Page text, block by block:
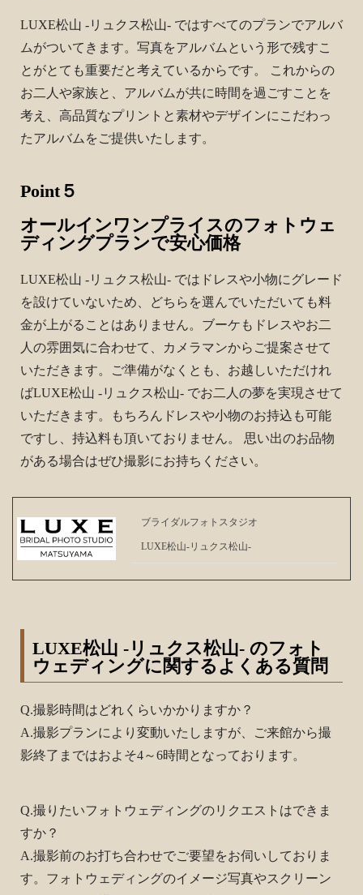
LUXE松山 -リュクス松山- ではすべてのプランでアルバ
ムがついてきます。写真をアルバムという形で残すこ
とがとても重要だと考えているからです。 これからの
お二人や家族と、アルバムが共に時間を過ごすことを
考え、高品質なプリントと素材やデザインにこだわっ
たアルバムをご提供いたします。
Point５
オールインワンプライスのフォトウェ
ディングプランで安心価格
LUXE松山 -リュクス松山- ではドレスや小物にグレード
を設けていないため、どちらを選んでいただいても料
金が上がることはありません。ブーケもドレスやお二
人の雰囲気に合わせて、カメラマンからご提案させて
いただきます。ご準備がなくとも、お越しいただけれ
ばLUXE松山 -リュクス松山- でお二人の夢を実現させて
いただきます。もちろんドレスや小物のお持込も可能
ですし、持込料も頂いておりません。 思い出のお品物
がある場合はぜひ撮影にお持ちください。
ブライダルフォトスタジオ
LUXE松山-リュクス松山-
LUXE松山 -リュクス松山- のフォト
ウェディングに関するよくある質問
Q.撮影時間はどれくらいかかりますか？
A.撮影プランにより変動いたしますが、ご来館から撮
影終了まではおよそ4～6時間となっております。
Q.撮りたいフォトウェディングのリクエストはできま
すか？
A.撮影前のお打ち合わせでご要望をお伺いしておりま
す。フォトウェディングのイメージ写真やスクリーン